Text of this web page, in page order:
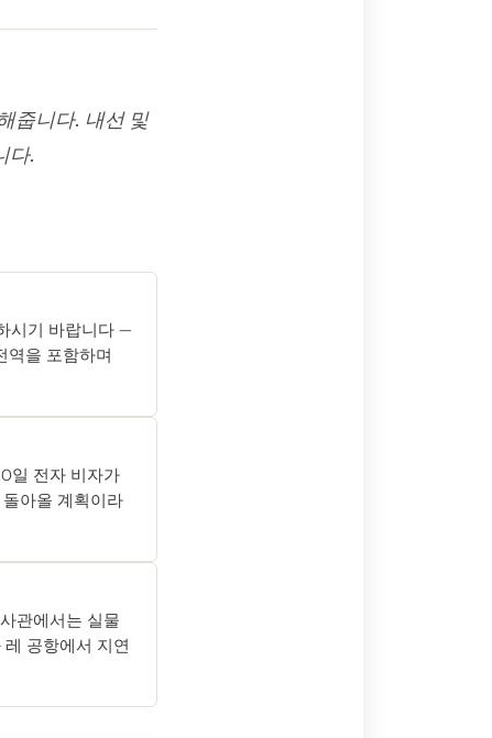
줍니다. 내선 및
다.
시기 바랍니다 —
역을 포함하며
일 전자 비자가
아올 계획이라
관에서는 실물
공항에서 지연